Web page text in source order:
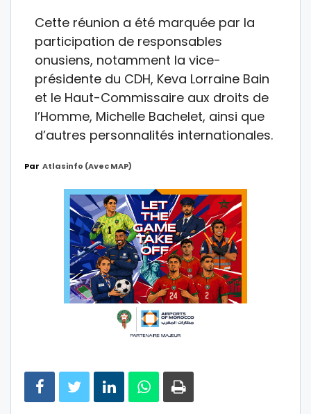
Cette réunion a été marquée par la
participation de responsables
onusiens, notamment la vice-
présidente du CDH, Keva Lorraine Bain
et le Haut-Commissaire aux droits de
l’Homme, Michelle Bachelet, ainsi que
d’autres personnalités internationales.
Par Atlasinfo (avec MAP)